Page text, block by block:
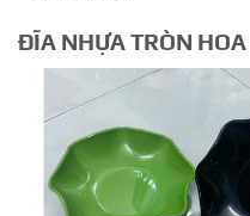
ĐĨA NHỰA TRÒN HOA